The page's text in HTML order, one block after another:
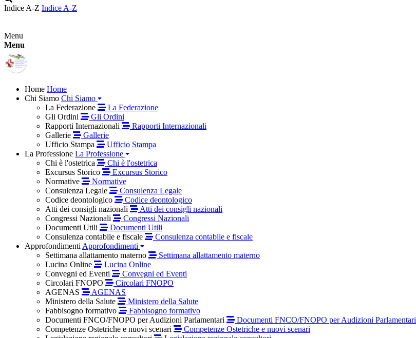
Indice A-Z Indice A-Z
Menu
Menu
Home Home
Chi Siamo Chi Siamo
La Federazione
La Federazione
Gli Ordini
Gli Ordini
Rapporti Internazionali
Rapporti Internazionali
Gallerie
Gallerie
Ufficio Stampa
Ufficio Stampa
La Professione La Professione
Chi è l'ostetrica
Chi è l'ostetrica
Excursus Storico
Excursus Storico
Normative
Normative
Consulenza Legale
Consulenza Legale
Codice deontologico
Codice deontologico
Atti dei consigli nazionali
Atti dei consigli nazionali
Congressi Nazionali
Congressi Nazionali
Documenti Utili
Documenti Utili
Consulenza contabile e fiscale
Consulenza contabile e fiscale
Approfondimenti Approfondimenti
Settimana allattamento materno
Settimana allattamento materno
Lucina Online
Lucina Online
Convegni ed Eventi
Convegni ed Eventi
Circolari FNOPO
Circolari FNOPO
AGENAS
AGENAS
Ministero della Salute
Ministero della Salute
Fabbisogno formativo
Fabbisogno formativo
Documenti FNCO/FNOPO per Audizioni Parlamentari
Documenti FNCO/FNOPO per Audizioni Parlamentari
Competenze Ostetriche e nuovi scenari
Competenze Ostetriche e nuovi scenari